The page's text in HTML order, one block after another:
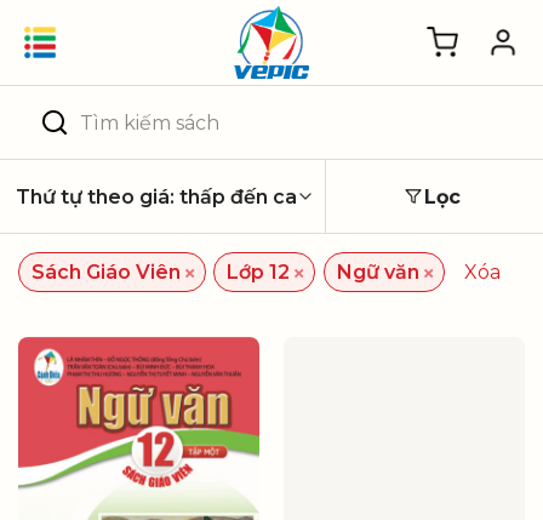
Tìm
kiếm:
Lọc
Sách Giáo Viên × Lớp 12 × Ngữ văn × Xóa